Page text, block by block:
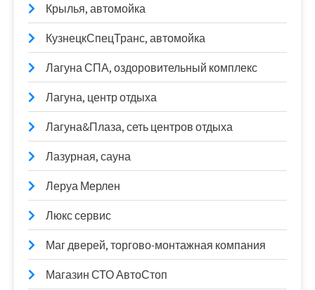
Крылья, автомойка
КузнецкСпецТранс, автомойка
Лагуна СПА, оздоровительный комплекс
Лагуна, центр отдыха
Лагуна&Плаза, сеть центров отдыха
Лазурная, сауна
Леруа Мерлен
Люкс сервис
Маг дверей, торгово-монтажная компания
Магазин СТО АвтоСтоп